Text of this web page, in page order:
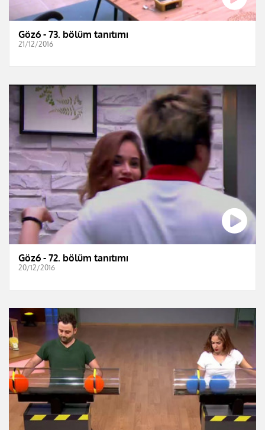
Göz6 - 73. bölüm tanıtımı
21/12/2016
Göz6 - 72. bölüm tanıtımı
20/12/2016